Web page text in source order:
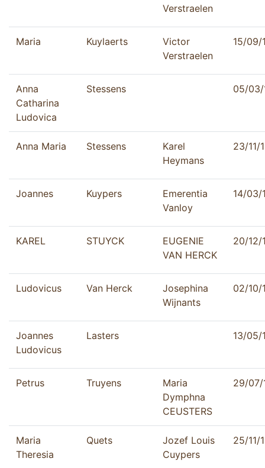
Verstraelen
Maria Kuylaerts
Victor
Verstraelen
15/09/
Anna
Catharina
Ludovica
Stessens 05/03/
Anna Maria Stessens
Karel
Heymans
23/11/
Joannes Kuypers
Emerentia
Vanloy
14/03/
KAREL STUYCK
EUGENIE
VAN HERCK
20/12/
Ludovicus Van Herck
Josephina
Wijnants
02/10/
Joannes
Ludovicus
Lasters 13/05/
Petrus Truyens
Maria
Dymphna
CEUSTERS
29/07/
Maria
Theresia
Quets
Jozef Louis
Cuypers
25/11/